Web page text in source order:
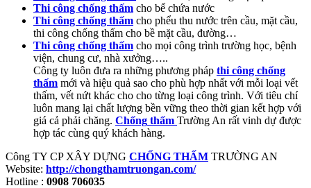
Thi công chống thấm cho bể chứa nước
Thi công chống thấm cho phểu thu nước trên cầu, mặt cầu,
thi công chống thấm cho bề mặt cầu, đường…
Thi công chống thấm cho mọi công trình trường học, bệnh
viện, chung cư, nhà xưởng…..
Công ty luôn đưa ra những phương pháp thi công chống
thấm mới và hiệu quả sao cho phù hợp nhất với mỗi loại vết
thấm, vết nứt khác cho cho từng loại công trình. Với tiêu chí
luôn mang lại chất lượng bền vững theo thời gian kết hợp với
giá cả phải chăng. Chống thấm Trường An rất vinh dự được
hợp tác cùng quý khách hàng.
Công TY CP XÂY DỰNG CHỐNG THẤM TRƯỜNG AN
Website: http://chongthamtruongan.com/
Hotline : 0908 706035